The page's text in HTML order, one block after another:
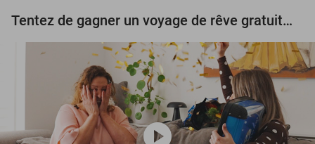
Tentez de gagner un voyage de rêve gratuit d'une valeur de 3.000 € !
play_circle